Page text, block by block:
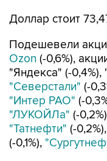
Доллар стоит
Подешевели
Ozon (-0,6%),
"Яндекса" (-
"Северстали" (-
"Интер РАО" (-
"ЛУКОЙЛа" (-
"Татнефти" (-0,2%),
(-0,1%),